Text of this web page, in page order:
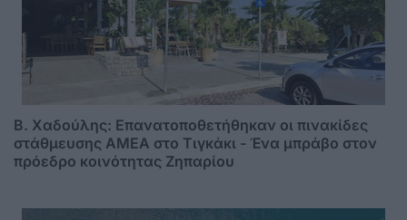
B. Xαδούλης: Επανατοποθετήθηκαν οι πινακίδες
στάθμευσης ΑMΕΑ στο Τιγκάκι - Ένα μπράβο στον
πρόεδρο κοινότητας Ζηπαρίου